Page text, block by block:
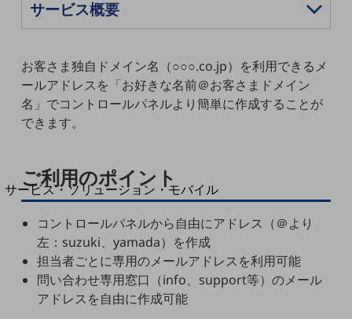
生成AI(Generative AI)
地域の取り組み
地域経済のさらなる活性化に取り組みます
自治体・地域社会との共創
LGPF(Local Government Platform)
サービス・ソリューション・モバイル
サービス・ソリューションTOP
DXに関する課題を解決する
サービス・ソリューションをご紹介
カテゴリーで探す
カテゴリーで探すTOP
ネットワーク・モバイル
お客さま独自ドメイン名（○○○.co.jp）を利用できるメ
ールアドレスを「お好きな名前＠お客さまドメイン
名」でコントロールパネルより簡単に作成することが
できます。
ご利用のポイント
コントロールパネルから自由にアドレス（＠より
左：suzuki、yamada）を作成
担当者ごとに専用のメールアドレスを利用可能
問い合わせ専用窓口（info、support等）のメール
アドレスを自由に作成可能